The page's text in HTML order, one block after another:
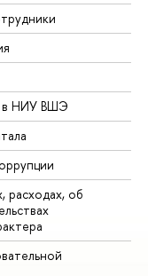
в НИУ ВШЭ
расходах, об